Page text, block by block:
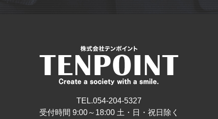
TEL.054-204-5327
受付時間 9:00～18:00 土・日・祝日除く